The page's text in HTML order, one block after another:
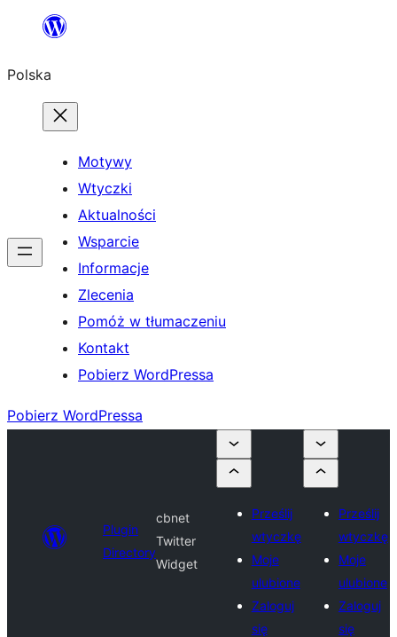
Przejdź
treści
Polska
Motywy
Wtyczki
Aktualności
Wsparcie
Informacje
Zlecenia
Pomóż w tłumaczeniu
Kontakt
Pobierz WordPressa
Pobierz WordPressa
Plugin
Directory
cbnet
Twitter
Widget
Prześlij
wtyczkę
Moje
ulubione
Zaloguj
się
Prześlij
wtyczkę
Moje
ulubione
Zaloguj
się